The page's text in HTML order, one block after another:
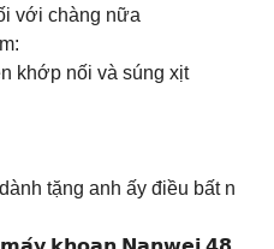
với chàng nữa
khớp nối và súng xịt
tặng anh ấy điều bất n